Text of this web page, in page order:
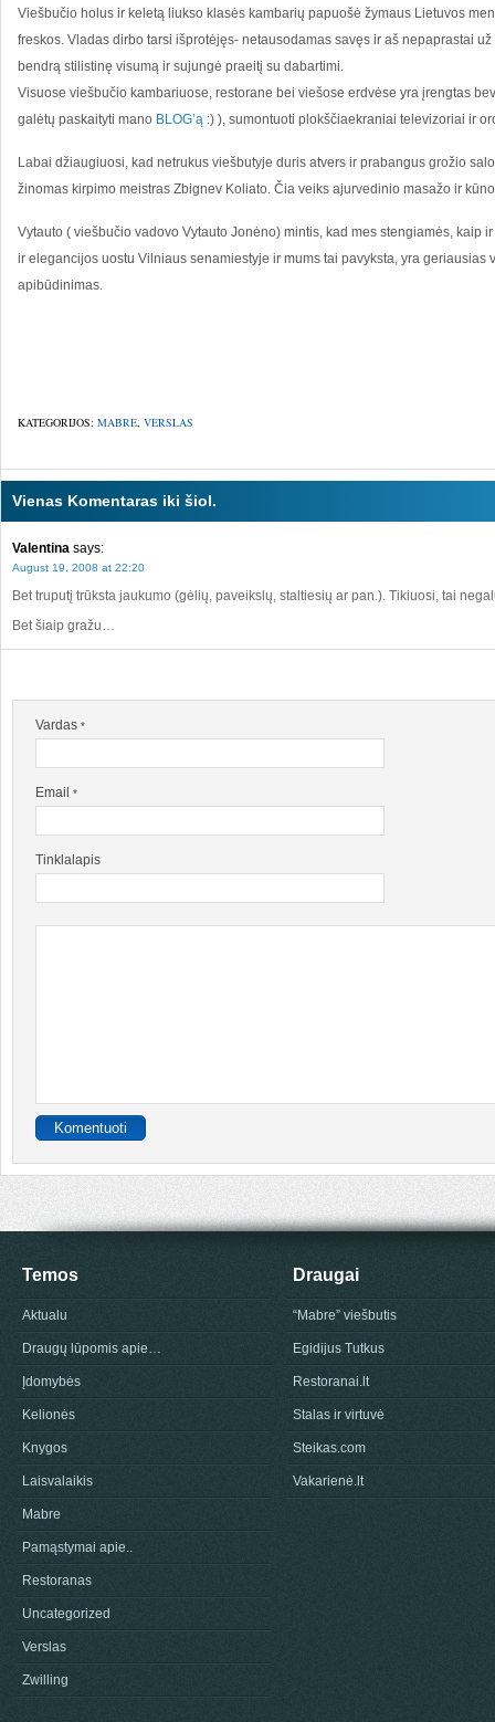
Viešbučio holus ir keletą liukso klasės kambarių papuošė žymaus Lietuvos
freskos. Vladas dirbo tarsi išprotėjęs- netausodamas savęs ir aš nepaprastai
bendrą stilistinę visumą ir sujungė praeitį su dabartimi.
Visuose viešbučio kambariuose, restorane bei viešose erdvėse yra įrengtas
galėtų paskaityti mano BLOG’ą :) ), sumontuoti plokščiaekraniai televizoriai ir
Labai džiaugiuosi, kad netrukus viešbutyje duris atvers ir prabangus grožio
žinomas kirpimo meistras Zbignev Koliato. Čia veiks ajurvedinio masažo ir
Vytauto ( viešbučio vadovo Vytauto Jonėno) mintis, kad mes stengiamės, kaip
ir elegancijos uostu Vilniaus senamiestyje ir mums tai pavyksta, yra geriausias
apibūdinimas.
KATEGORIJOS: MABRE, VERSLAS
Vienas Komentaras iki šiol.
Valentina says:
August 19, 2008 at 22:20
Bet truputį trūksta jaukumo (gėlių, paveikslų, staltiesių ar pan.). Tikiuosi, tai
Bet šiaip gražu…
Vardas *
Email *
Tinklalapis
Temos
Aktualu
Draugų lūpomis apie…
Įdomybės
Kelionės
Knygos
Laisvalaikis
Mabre
Pamąstymai apie..
Restoranas
Uncategorized
Verslas
Zwilling
Draugai
“Mabre” viešbutis
Egidijus Tutkus
Restoranai.lt
Stalas ir virtuvė
Steikas.com
Vakarienė.lt